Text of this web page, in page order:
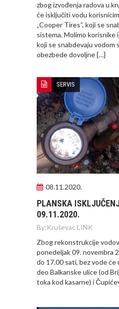
zbog izvođenja radova u
će isključiti vodu
„Cooper Tires“, koji se
sistema. Molimo korisnike
koji se snabdevaju vodom
obezbede dovoljne […]
SERVIS
08.11.2020.
PLANSKA
09.11.2020.
By:Kruševac LINK
Zbog rekonstrukcije
ponedeljak 09. novembra
do 17.00 sati, bez vode
deo Balkanske ulice (od
toka kod kasarne) i